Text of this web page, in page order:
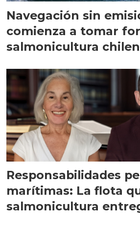
Navegación sin
comienza a tomar
salmonicultura
Responsabilidades
marítimas: La flota
salmonicultura